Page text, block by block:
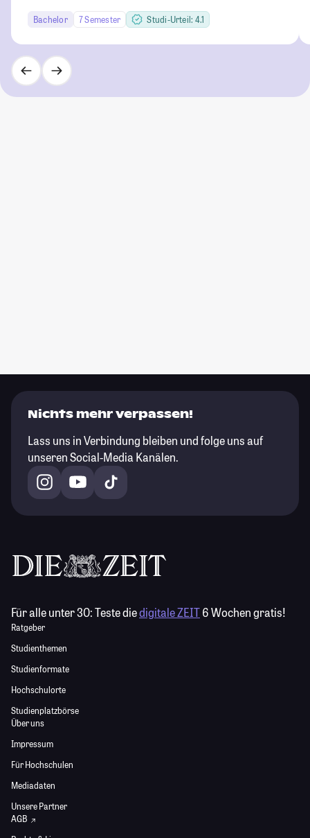
Bachelor 7 Semester Studi-Urteil: 4.1
Nichts mehr verpassen!
Lass uns in Verbindung bleiben und folge uns auf
unseren Social-Media Kanälen.
Für alle unter 30:Teste diedigitale ZEIT6 Wochen gratis!
Ratgeber
Studienthemen
Studienformate
Hochschulorte
Studienplatzbörse
Über uns
Impressum
Für Hochschulen
Mediadaten
Unsere Partner
AGB